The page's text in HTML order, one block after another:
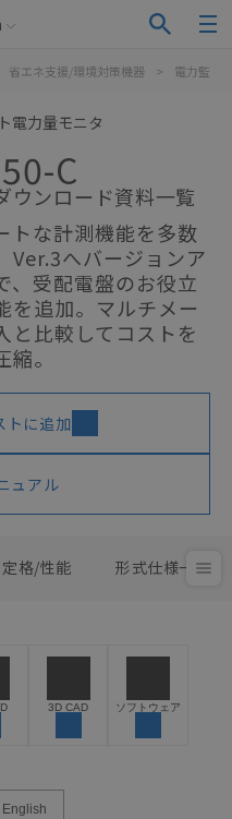
省エネ支援/環境対策機器 > 電力監視
電力量モニタ
C
ウンロード資料一覧
トな計測機能を多数
Ver.3へバージョンア
、受配電盤のお役立
を追加。マルチメー
と比較してコストを
縮。
トに追加
ュアル
定格/性能 形式仕様一覧
3D CAD ソフトウェア
English